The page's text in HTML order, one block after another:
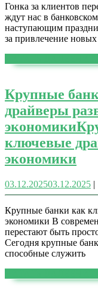
Гонка за клиентов
ждут нас в
наступающим
за привлечение
Крупные
драйверы
экономики
ключевые
экономики
03.12.202503.12.2025 |
Крупные банки как
экономики В
перестают быть
Сегодня крупные
способные служить